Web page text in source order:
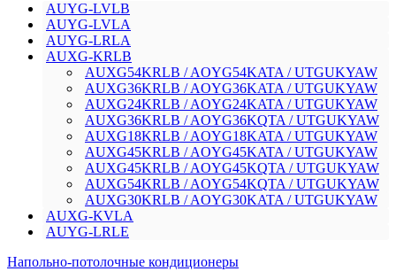
AUYG-LVLB
AUYG-LVLA
AUYG-LRLA
AUXG-KRLB
AUXG54KRLB / AOYG54KATA / UTGUKYAW
AUXG36KRLB / AOYG36KATA / UTGUKYAW
AUXG24KRLB / AOYG24KATA / UTGUKYAW
AUXG36KRLB / AOYG36KQTA / UTGUKYAW
AUXG18KRLB / AOYG18KATA / UTGUKYAW
AUXG45KRLB / AOYG45KATA / UTGUKYAW
AUXG45KRLB / AOYG45KQTA / UTGUKYAW
AUXG54KRLB / AOYG54KQTA / UTGUKYAW
AUXG30KRLB / AOYG30KATA / UTGUKYAW
AUXG-KVLA
AUYG-LRLE
Напольно-потолочные кондиционеры